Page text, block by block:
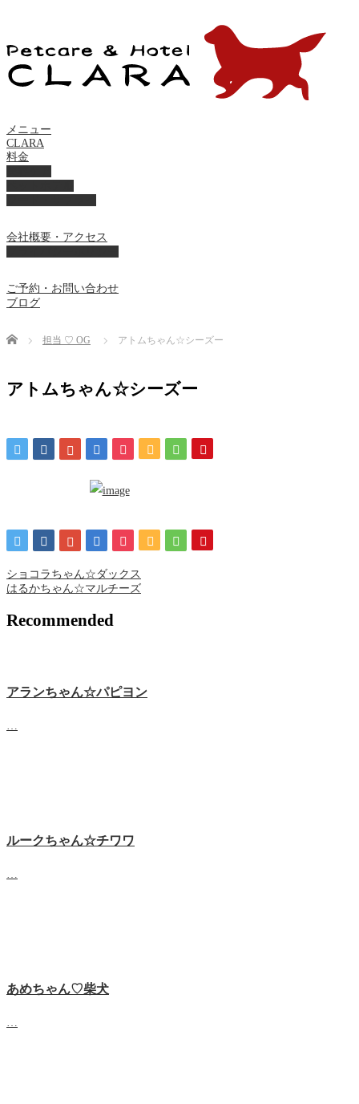
メニュー
CLARA
料金
会社概要・アクセス
ご予約・お問い合わせ
ブログ
Home 担当 ♡ OG アトムちゃん☆シーズー
アトムちゃん☆シーズー
ショコラちゃん☆ダックス
はるかちゃん☆マルチーズ
Recommended
アランちゃん☆パピヨン
ルークちゃん☆チワワ
あめちゃん♡‬柴犬